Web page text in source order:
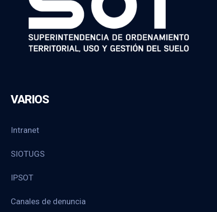
VARIOS
Intranet
SIOTUGS
IPSOT
Canales de denuncia